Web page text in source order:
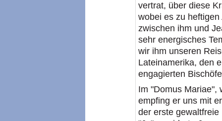
vertrat, über diese
wobei es zu
zwischen ihm und
sehr energisches
wir ihm unseren
Lateinamerika, den
engagierten
Im "Domus Mariae",
empfing er uns mit
der erste